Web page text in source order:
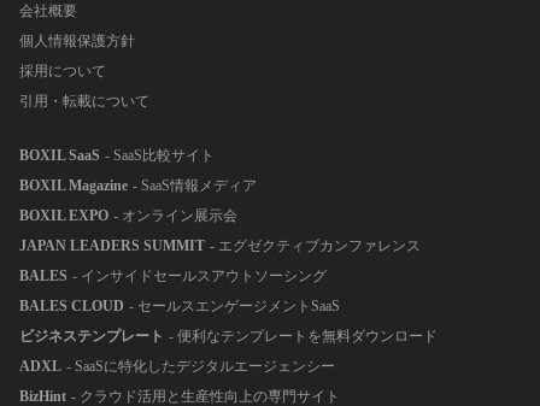
会社概要
個人情報保護方針
採用について
引用・転載について
BOXIL SaaS - SaaS比較サイト
BOXIL Magazine - SaaS情報メディア
BOXIL EXPO - オンライン展示会
JAPAN LEADERS SUMMIT - エグゼクティブカンファレンス
BALES - インサイドセールスアウトソーシング
BALES CLOUD - セールスエンゲージメントSaaS
ビジネステンプレート - 便利なテンプレートを無料ダウンロード
ADXL - SaaSに特化したデジタルエージェンシー
BizHint - クラウド活用と生産性向上の専門サイト